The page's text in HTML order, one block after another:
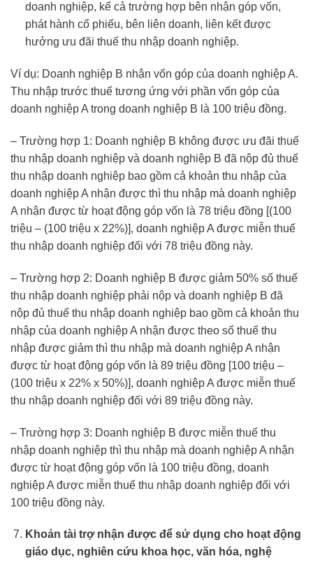
doanh nghiệp, kể cả trường hợp bên nhận góp vốn,
phát hành cổ phiếu, bên liên doanh, liên kết được
hưởng ưu đãi thuế thu nhập doanh nghiệp.
Ví dụ: Doanh nghiệp B nhận vốn góp của doanh nghiệp A.
Thu nhập trước thuế tương ứng với phần vốn góp của
doanh nghiệp A trong doanh nghiệp B là 100 triệu đồng.
– Trường hợp 1: Doanh nghiệp B không được ưu đãi thuế
thu nhập doanh nghiệp và doanh nghiệp B đã nộp đủ thuế
thu nhập doanh nghiệp bao gồm cả khoản thu nhập của
doanh nghiệp A nhận được thì thu nhập mà doanh nghiệp
A nhận được từ hoạt động góp vốn là 78 triệu đồng [(100
triệu – (100 triệu x 22%)], doanh nghiệp A được miễn thuế
thu nhập doanh nghiệp đối với 78 triệu đồng này.
– Trường hợp 2: Doanh nghiệp B được giảm 50% số thuế
thu nhập doanh nghiệp phải nộp và doanh nghiệp B đã
nộp đủ thuế thu nhập doanh nghiệp bao gồm cả khoản thu
nhập của doanh nghiệp A nhận được theo số thuế thu
nhập được giảm thì thu nhập mà doanh nghiệp A nhận
được từ hoạt động góp vốn là 89 triệu đồng [100 triệu –
(100 triệu x 22% x 50%)], doanh nghiệp A được miễn thuế
thu nhập doanh nghiệp đối với 89 triệu đồng này.
– Trường hợp 3: Doanh nghiệp B được miễn thuế thu
nhập doanh nghiệp thì thu nhập mà doanh nghiệp A nhận
được từ hoạt động góp vốn là 100 triệu đồng, doanh
nghiệp A được miễn thuế thu nhập doanh nghiệp đối với
100 triệu đồng này.
Khoản tài trợ nhận được để sử dụng cho hoạt động
giáo dục, nghiên cứu khoa học, văn hóa, nghệ